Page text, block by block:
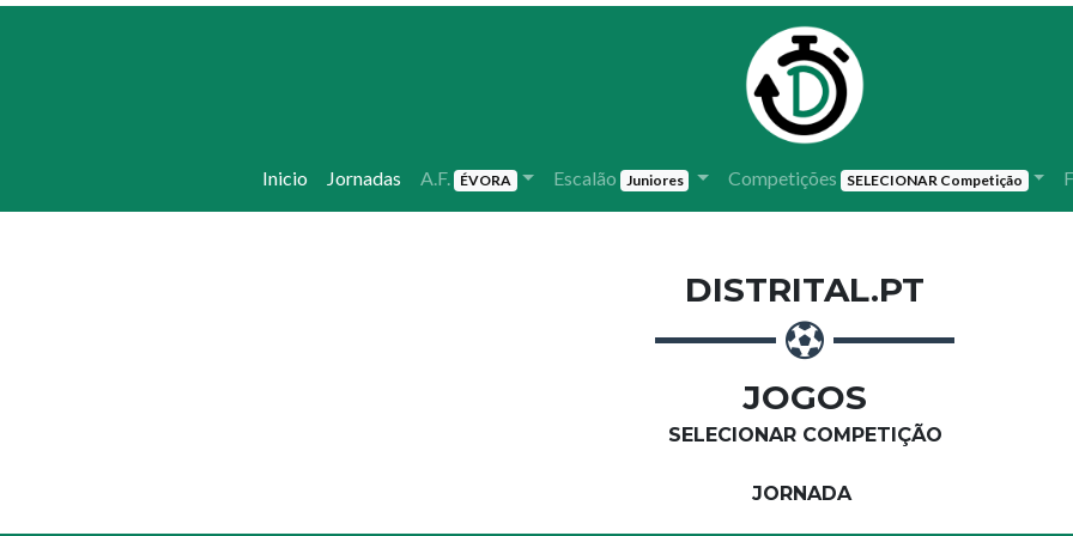
Inicio Jornadas A.F. ÉVORA Escalão Juniores Competições SELECIONAR Competição
DISTRITAL.PT
JOGOS
SELECIONAR COMPETIÇÃO
JORNADA